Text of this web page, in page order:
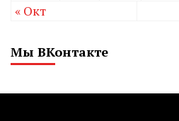
« Окт
Мы ВКонтакте